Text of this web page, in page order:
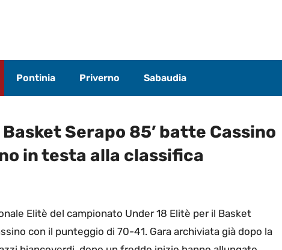
Pontinia Priverno Sabaudia
Serapo 85’ batte Cassino
in testa alla classifica
Elitè del campionato Under 18 Elitè per il Basket
con il punteggio di 70-41. Gara archiviata già dopo la